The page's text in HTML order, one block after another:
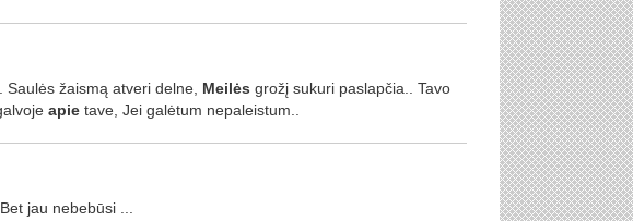
žaismą atveri delne, Meilės grožį sukuri paslapčia.. Tavo
apietave, Jei galėtum nepaleistum..
, Bet jau nebebūsi ...